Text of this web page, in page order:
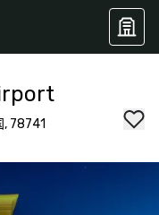
, 78741